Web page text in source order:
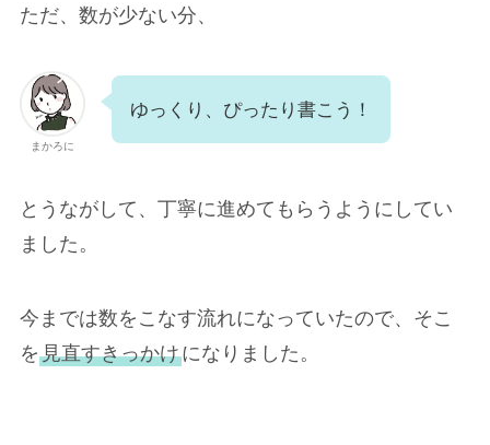
ただ、数が少ない分、
まかろに
ゆっくり、ぴったり書こう！
とうながして、丁寧に進めてもらうようにしてい
ました。
今までは数をこなす流れになっていたので、そこ
を見直すきっかけになりました。